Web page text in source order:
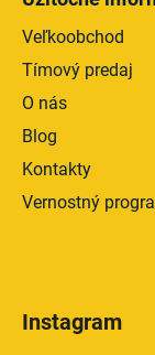
Veľkoobchod
Tímový predaj
O nás
Blog
Kontakty
Vernostný
Instagram